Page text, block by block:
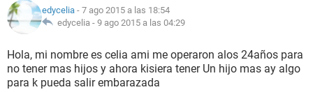
NUTRICIÓN
BIENESTAR
edycelia - 7 ago 2015 a las 18:54
edycelia - 9 ago 2015 a las 04:29
Hola, mi nombre es celia ami me operaron alos 24años para
no tener mas hijos y ahora kisiera tener Un hijo mas ay algo
para k pueda salir embarazada